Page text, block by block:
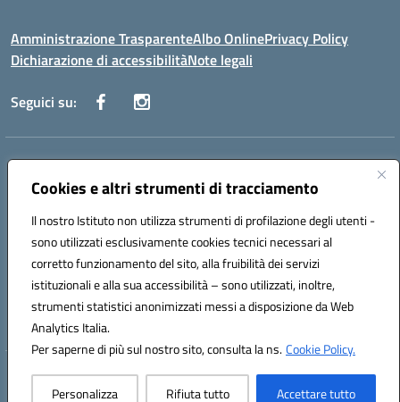
Cookies e altri strumenti di tracciamento
Il nostro Istituto non utilizza strumenti di profilazione degli utenti -
sono utilizzati esclusivamente cookies tecnici necessari al
corretto funzionamento del sito, alla fruibilità dei servizi
istituzionali e alla sua accessibilità – sono utilizzati, inoltre,
strumenti statistici anonimizzati messi a disposizione da Web
Analytics Italia.
Per saperne di più sul nostro sito, consulta la ns.Cookie Policy.
Personalizza Rifiuta tutto Accettare tutto
Amministrazione TrasparenteAlbo OnlinePrivacy Policy
Dichiarazione di accessibilitàNote legali
Seguici su:
Indirizzo:Via Vecchini n. 2, Ancona 60123 - Via M. Marini n. 33, Ancona
60129
Posta elettronica certificata (PEC):anis01200g@pec.istruzione.it
Codice fiscale: 93122280428
Codice meccanografico:ANIS01200G
Codice Indice delle Pubbliche Amministrazioni (IPA): istsc_ANIS01200G
Codice unico di fatturazione (CUF): UF434M
Hosting & Powered by 3D Solution S.r.l.
Concept & Design by Designers Italia